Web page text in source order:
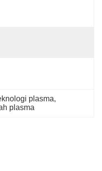
plasma,
plasma